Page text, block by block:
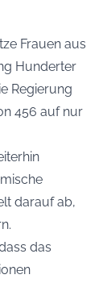
Frauen aus
Hunderter
Regierung
456 auf nur
darauf ab,
das